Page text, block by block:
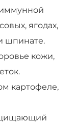
ягодах,
шпинате.
кожи,
картофеле,